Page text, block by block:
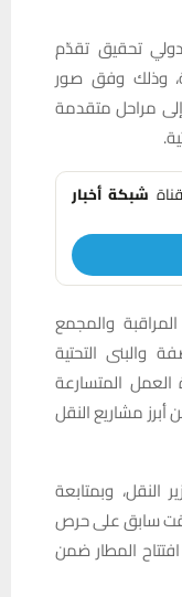
تحقيق تقدّم
وذلك وفق صور
مراحل متقدمة
شبكة أخبار
والمجمع
والبنى التحتية
المتسارعة
أبرز مشاريع النقل
وبمتابعة
سابق على حرص
المطار ضمن